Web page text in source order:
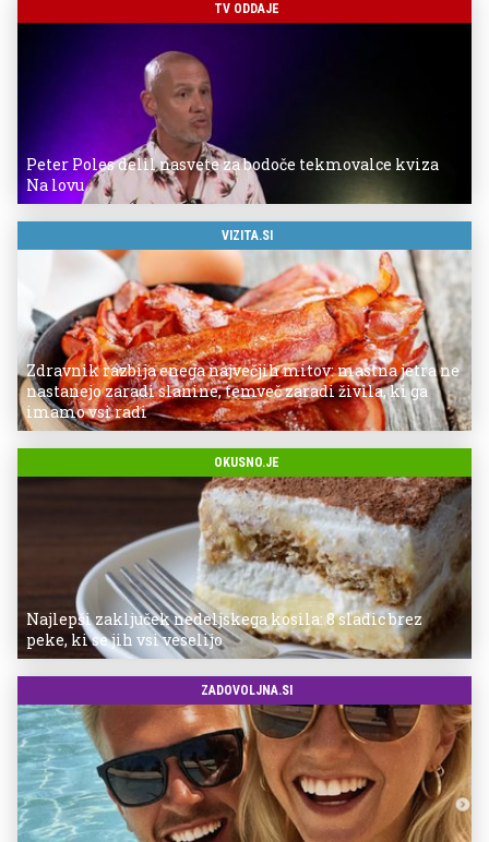
TV ODDAJE
Peter Poles delil nasvete za bodoče tekmovalce kviza
Na lovu
VIZITA.SI
Zdravnik razbija enega največjih mitov: mastna jetra ne
nastanejo zaradi slanine, temveč zaradi živila, ki ga
imamo vsi radi
OKUSNO.JE
Najlepši zaključek nedeljskega kosila: 8 sladic brez
peke, ki se jih vsi veselijo
ZADOVOLJNA.SI